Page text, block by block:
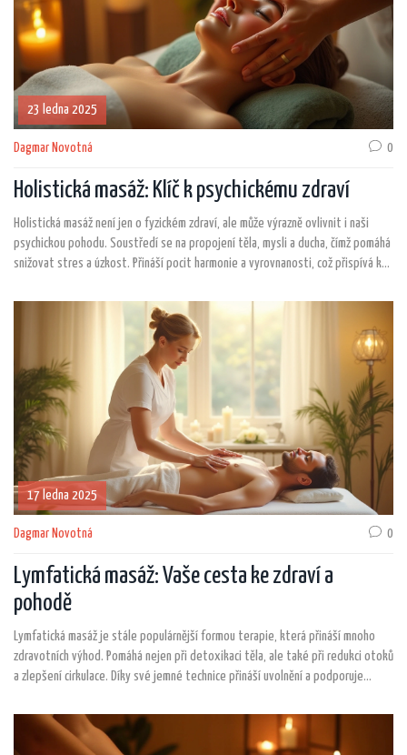
23 ledna 2025
Dagmar Novotná 0
Holistická masáž: Klíč k psychickému zdraví
Holistická masáž není jen o fyzickém zdraví, ale může výrazně ovlivnit i naši
psychickou pohodu. Soustředí se na propojení těla, mysli a ducha, čímž pomáhá
snižovat stres a úzkost. Přináší pocit harmonie a vyrovnanosti, což přispívá k
techniky se používají a jak taková masáž může prospět vaší duševní pohodě.
17 ledna 2025
Dagmar Novotná 0
Lymfatická masáž: Vaše cesta ke zdraví a
pohodě
Lymfatická masáž je stále populárnější formou terapie, která přináší mnoho
zdravotních výhod. Pomáhá nejen při detoxikaci těla, ale také při redukci otoků
a zlepšení cirkulace. Díky své jemné technice přináší uvolnění a podporuje
tom, jak lymfatická masáž funguje, a nabízí tipy na její uplatnění v každodenním